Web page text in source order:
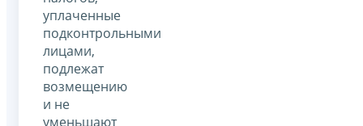
уплаченные
подконтрольными
лицами,
подлежат
возмещению
и не
уменьшают